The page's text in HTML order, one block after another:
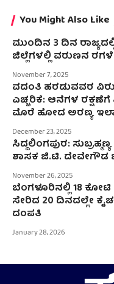
You Might Also Like
ಮುಂದಿನ 3 ದಿನ ರಾಜ್ಯದಲ್ಲಿ
ಜಿಲ್ಲೆಗಳಲ್ಲಿ ವರುಣನ
November 7, 2025
ವದಂತಿ ಹರಡುವವರ
ಎಚ್ಚರಿಕೆ: ಆನೆಗಳ ರಕ್ಷಣೆಗೆ
ಮೊರೆ ಹೋದ ಅರಣ್ಯ
December 23, 2025
ಸಿದ್ದಲಿಂಗಪುರ:
ಶಾಸಕ ಜಿ.ಟಿ. ದೇವೇಗೌಡ
November 26, 2025
ಬೆಂಗಳೂರಿನಲ್ಲಿ 18
ಸೇರಿದ 20 ದಿನದಲ್ಲೇ
ದಂಪತಿ
January 28, 2026